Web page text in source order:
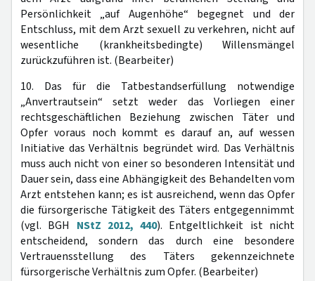
Persönlichkeit „auf Augenhöhe“ begegnet und der
Entschluss, mit dem Arzt sexuell zu verkehren, nicht auf
wesentliche (krankheitsbedingte) Willensmängel
zurückzuführen ist. (Bearbeiter)
10. Das für die Tatbestandserfüllung notwendige
„Anvertrautsein“ setzt weder das Vorliegen einer
rechtsgeschäftlichen Beziehung zwischen Täter und
Opfer voraus noch kommt es darauf an, auf wessen
Initiative das Verhältnis begründet wird. Das Verhältnis
muss auch nicht von einer so besonderen Intensität und
Dauer sein, dass eine Abhängigkeit des Behandelten vom
Arzt entstehen kann; es ist ausreichend, wenn das Opfer
die fürsorgerische Tätigkeit des Täters entgegennimmt
(vgl. BGH NStZ 2012, 440). Entgeltlichkeit ist nicht
entscheidend, sondern das durch eine besondere
Vertrauensstellung des Täters gekennzeichnete
fürsorgerische Verhältnis zum Opfer. (Bearbeiter)